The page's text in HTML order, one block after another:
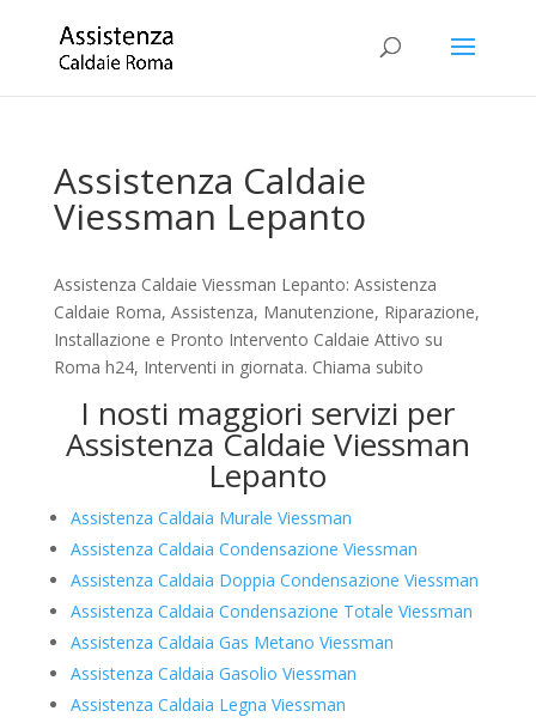
Assistenza Caldaie
Viessman Lepanto
Assistenza Caldaie Viessman Lepanto: Assistenza
Caldaie Roma, Assistenza, Manutenzione, Riparazione,
Installazione e Pronto Intervento Caldaie Attivo su
Roma h24, Interventi in giornata. Chiama subito
I nosti maggiori servizi per
Assistenza Caldaie Viessman
Lepanto
Assistenza Caldaia Murale Viessman
Assistenza Caldaia Condensazione Viessman
Assistenza Caldaia Doppia Condensazione Viessman
Assistenza Caldaia Condensazione Totale Viessman
Assistenza Caldaia Gas Metano Viessman
Assistenza Caldaia Gasolio Viessman
Assistenza Caldaia Legna Viessman